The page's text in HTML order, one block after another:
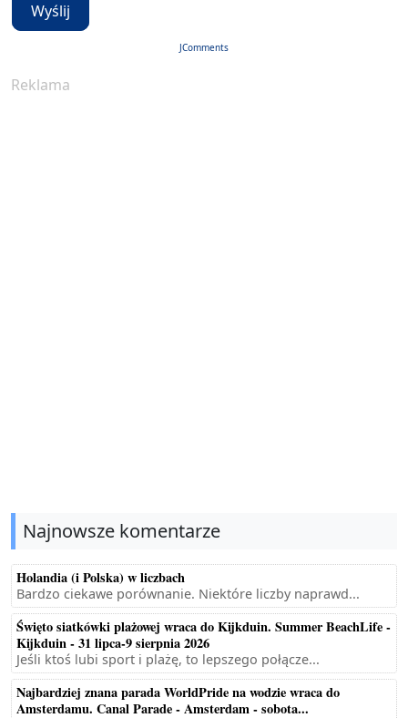
Wyślij
JComments
Reklama
Najnowsze komentarze
Holandia (i Polska) w liczbach
Bardzo ciekawe porównanie. Niektóre liczby naprawd...
Święto siatkówki plażowej wraca do Kijkduin. Summer BeachLife -
Kijkduin - 31 lipca-9 sierpnia 2026
Jeśli ktoś lubi sport i plażę, to lepszego połącze...
Najbardziej znana parada WorldPride na wodzie wraca do
Amsterdamu. Canal Parade - Amsterdam - sobota...